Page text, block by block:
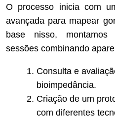
O processo inicia com
avançada para mapear
base nisso,
sessões combinando
Consulta e
bioimpedância.
Criação de um
com diferentes